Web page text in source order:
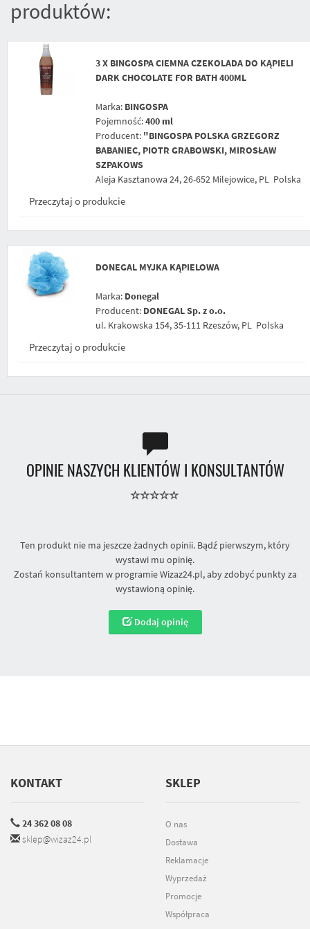
produktów:
3 X BINGOSPA CIEMNA CZEKOLADA DO KĄPIELI
DARK CHOCOLATE FOR BATH 400ML
Marka: BINGOSPA
Pojemność:400 ml
Producent: "BINGOSPA POLSKA GRZEGORZ
BABANIEC, PIOTR GRABOWSKI, MIROSŁAW
SZPAKOWS
Aleja Kasztanowa 24, 26-652 Milejowice, PL Polska
Przeczytaj o produkcie
DONEGAL MYJKA KĄPIELOWA
Marka: Donegal
Producent: DONEGAL Sp. z o.o.
ul. Krakowska 154, 35-111 Rzeszów, PL Polska
Przeczytaj o produkcie
OPINIE NASZYCH KLIENTÓW I KONSULTANTÓW
Ten produkt nie ma jeszcze żadnych opinii. Bądź pierwszym, który
wystawi mu opinię.
Zostań konsultantem w programie Wizaz24.pl, aby zdobyć punkty za
wystawioną opinię.
Dodaj opinię
KONTAKT
24 362 08 08
sklep@wizaz24.pl
SKLEP
O nas
Dostawa
Reklamacje
Wyprzedaż
Promocje
Współpraca